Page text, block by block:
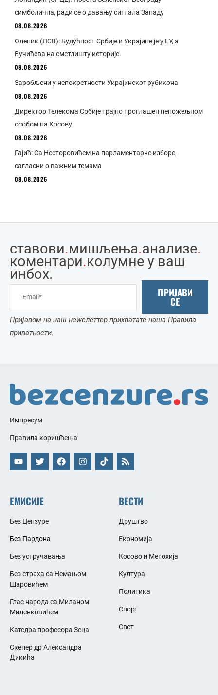
симболична, ради се о давању сигнала Западу
08.08.2026
Оленик (ЛСВ): Будућност Србије и Украјине је у ЕУ, а
Вучићева на сметлишту историје
08.08.2026
Заробљени у непокретности Украјинског рубикона
08.08.2026
Директор Телекома Србије трајно проглашен непожељном
особом на Косову
08.08.2026
Гајић: Са Несторовићем на парламентарне изборе,
сагласни о важним темама
08.08.2026
ставови.мишљења.анализе.
коментари.колумне у ваш
инбоx.
ПРИЈАВИ
СЕ
Пријавом на наш неwслеттер прихватате наша Правила
приватности.
Импресум
Правила коришћења
ЕМИСИЈЕ
Без Цензуре
Без Пардона
Без устручавања
Без страха са Немањом
Шаровићем
Глас народа са Миланом
Миленковићем
Катедра професора Зеца
Скенер др Александра
Дикића
ВЕСТИ
Друштво
Економија
Косово и Метохија
Култура
Политика
Спорт
Свет